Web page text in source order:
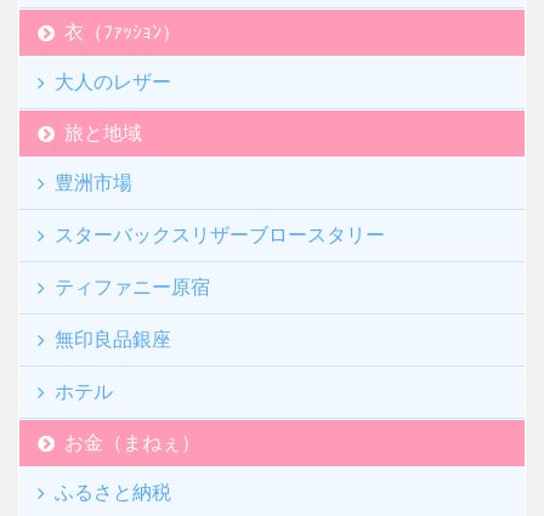
衣（ﾌｧｯｼｮﾝ）
大人のレザー
旅と地域
豊洲市場
スターバックスリザーブロースタリー
ティファニー原宿
無印良品銀座
ホテル
お金（まねぇ）
ふるさと納税